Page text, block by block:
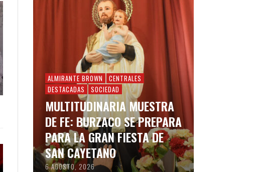
ALMIRANTE BROWN
CENTRALES
DESTACADAS
SOCIEDAD
MULTITUDINARIA MUESTRA
DE FE: BURZACO SE PREPARA
PARA LA GRAN FIESTA DE
SAN CAYETANO
6 AGOSTO, 2026